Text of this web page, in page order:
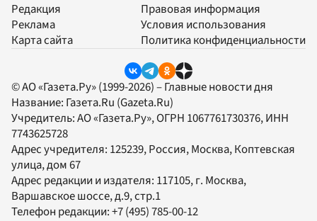
Редакция
Реклама
Карта сайта
Правовая информация
Условия использования
Политика конфиденциальности
© АО «Газета.Ру» (1999-2026) – Главные новости дня
Название: Газета.Ru (Gazeta.Ru)
Учредитель:АО «Газета.Ру», ОГРН 1067761730376, ИНН
7743625728
Адрес учредителя: 125239, Россия, Москва, Коптевская
улица, дом 67
Адрес редакции и издателя: 117105, г. Москва,
Варшавское шоссе, д.9, стр.1
Телефон редакции:+7 (495) 785-00-12